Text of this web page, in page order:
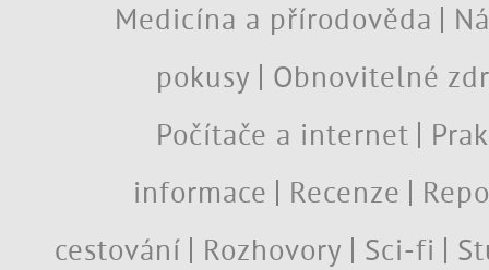
Medicína a přírodověda
pokusy
Obnovitelné
Počítače a internet
informace
Recenze
cestování
Rozhovory Sci-fi